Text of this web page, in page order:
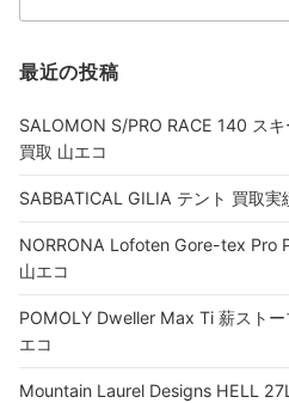
索：
最近の投稿
SALOMON S/PRO RACE 140 ス
買取 山エコ
SABBATICAL GILIA テント 買取実
NORRONA Lofoten Gore-tex Pro
山エコ
POMOLY Dweller Max Ti 薪スト
エコ
Mountain Laurel Designs HELL